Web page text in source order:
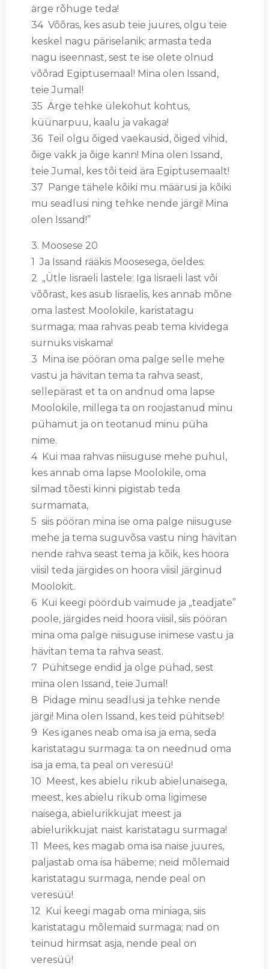
ärge rõhuge teda!
34 Võõras, kes asub teie juures, olgu teie
keskel nagu päriselanik; armasta teda
nagu iseennast, sest te ise olete olnud
võõrad Egiptusemaal! Mina olen Issand,
teie Jumal!
35 Ärge tehke ülekohut kohtus,
küünarpuu, kaalu ja vakaga!
36 Teil olgu õiged vaekausid, õiged vihid,
õige vakk ja õige kann! Mina olen Issand,
teie Jumal, kes tõi teid ära Egiptusemaalt!
37 Pange tähele kõiki mu määrusi ja kõiki
mu seadlusi ning tehke nende järgi! Mina
olen Issand!”
3. Moosese 20
1 Ja Issand rääkis Moosesega, öeldes:
2 „Ütle Iisraeli lastele: Iga Iisraeli last või
võõrast, kes asub Iisraelis, kes annab mõne
oma lastest Moolokile, karistatagu
surmaga; maa rahvas peab tema kividega
surnuks viskama!
3 Mina ise pööran oma palge selle mehe
vastu ja hävitan tema ta rahva seast,
sellepärast et ta on andnud oma lapse
Moolokile, millega ta on roojastanud minu
pühamut ja on teotanud minu püha
nime.
4 Kui maa rahvas niisuguse mehe puhul,
kes annab oma lapse Moolokile, oma
silmad tõesti kinni pigistab teda
surmamata,
5 siis pööran mina ise oma palge niisuguse
mehe ja tema suguvõsa vastu ning hävitan
nende rahva seast tema ja kõik, kes hoora
viisil teda järgides on hoora viisil järginud
Moolokit.
6 Kui keegi pöördub vaimude ja „teadjate”
poole, järgides neid hoora viisil, siis pööran
mina oma palge niisuguse inimese vastu ja
hävitan tema ta rahva seast.
7 Pühitsege endid ja olge pühad, sest
mina olen Issand, teie Jumal!
8 Pidage minu seadlusi ja tehke nende
järgi! Mina olen Issand, kes teid pühitseb!
9 Kes iganes neab oma isa ja ema, seda
karistatagu surmaga: ta on neednud oma
isa ja ema, ta peal on veresüü!
10 Meest, kes abielu rikub abielunaisega,
meest, kes abielu rikub oma ligimese
naisega, abielurikkujat meest ja
abielurikkujat naist karistatagu surmaga!
11 Mees, kes magab oma isa naise juures,
paljastab oma isa häbeme; neid mõlemaid
karistatagu surmaga, nende peal on
veresüü!
12 Kui keegi magab oma miniaga, siis
karistatagu mõlemaid surmaga; nad on
teinud hirmsat asja, nende peal on
veresüü!